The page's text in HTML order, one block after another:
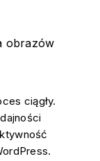
obrazów
ciągły.